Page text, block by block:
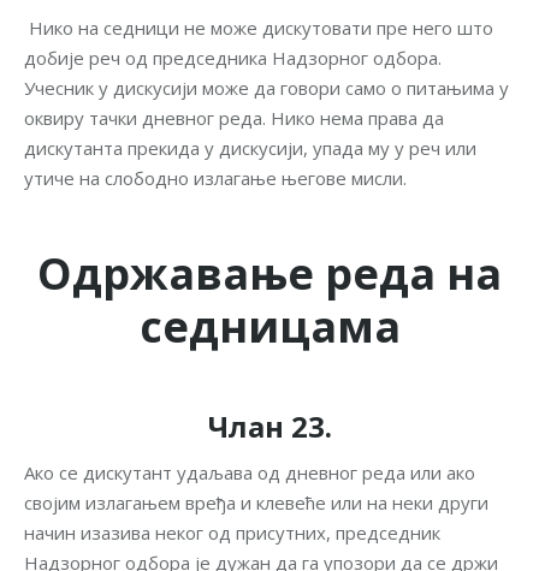
Нико на седници не може дискутовати пре него што
добије реч од председника Надзорног одбора.
Учесник у дискусији може да говори само о питањима у
оквиру тачки дневног реда. Нико нема права да
дискутанта прекида у дискусији, упада му у реч или
утиче на слободно излагање његове мисли.
Одржавање реда на
седницама
Члан 23.
Ако се дискутант удаљава од дневног реда или ако
својим излагањем вређа и клевеће или на неки други
начин изазива неког од присутних, председник
Надзорног одбора је дужан да га упозори да се држи